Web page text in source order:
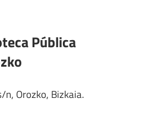
Pública
n, Orozko, Bizkaia.